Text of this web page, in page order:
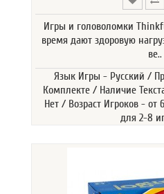
Игры и головоломки
время дают здоровую
ве..
Язык Игры - Русский /
Комплекте / Наличие
Нет / Возраст Игроков -
для 2-8